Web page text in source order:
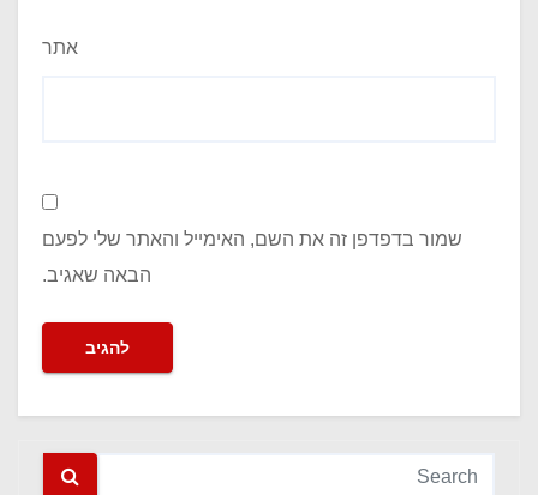
אתר
שמור בדפדפן זה את השם, האימייל והאתר שלי לפעם
הבאה שאגיב.